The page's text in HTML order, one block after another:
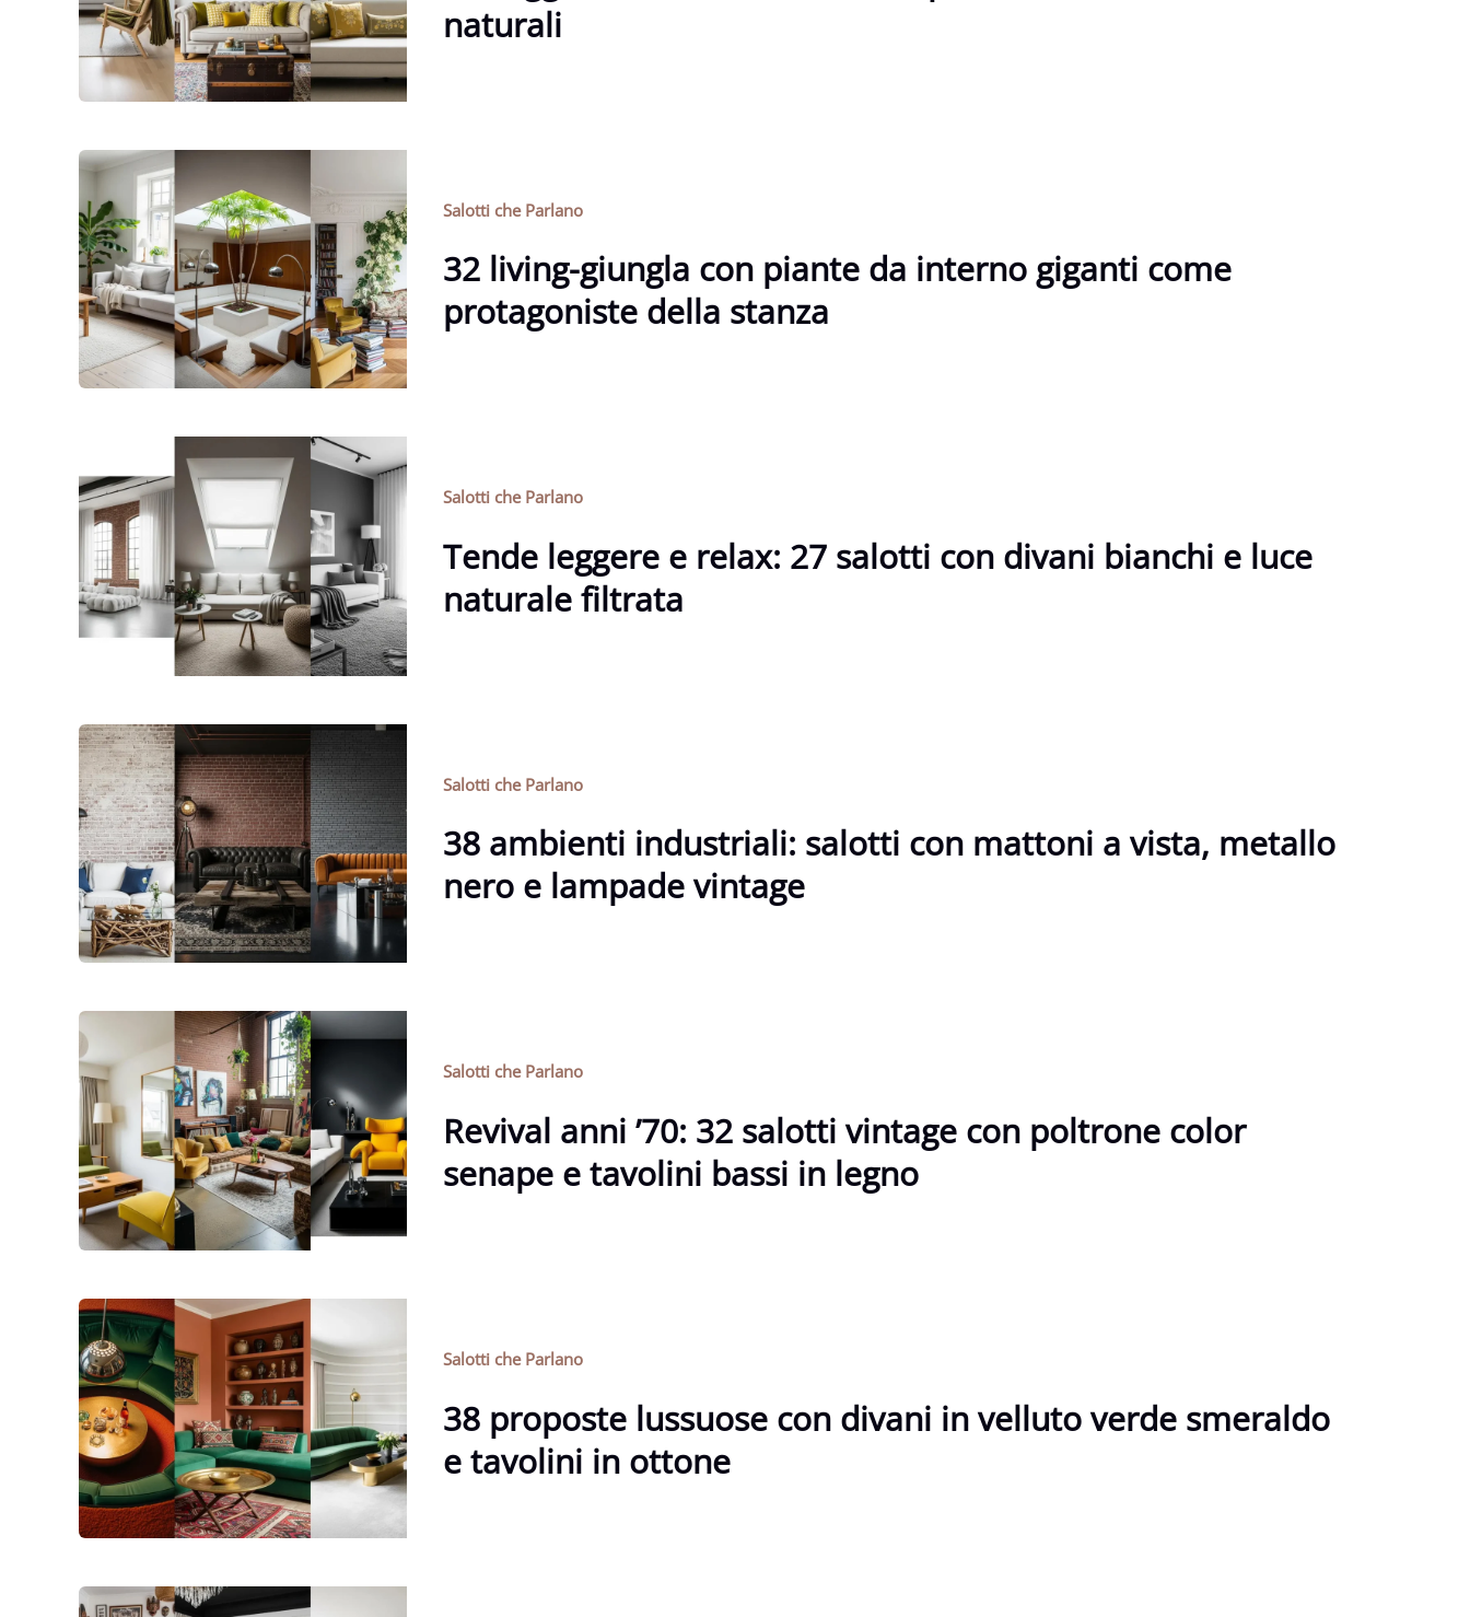
naturali
Salotti che Parlano
32 living-giungla con piante da interno giganti come
protagoniste della stanza
Salotti che Parlano
Tende leggere e relax: 27 salotti con divani bianchi e luce
naturale filtrata
Salotti che Parlano
38 ambienti industriali: salotti con mattoni a vista, metallo
nero e lampade vintage
Salotti che Parlano
Revival anni ’70: 32 salotti vintage con poltrone color
senape e tavolini bassi in legno
Salotti che Parlano
38 proposte lussuose con divani in velluto verde smeraldo
e tavolini in ottone